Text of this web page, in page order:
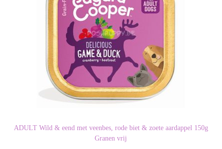
ADULT Wild & eend met veenbes, rode biet & zoete aardappel 150g
Granen vrij